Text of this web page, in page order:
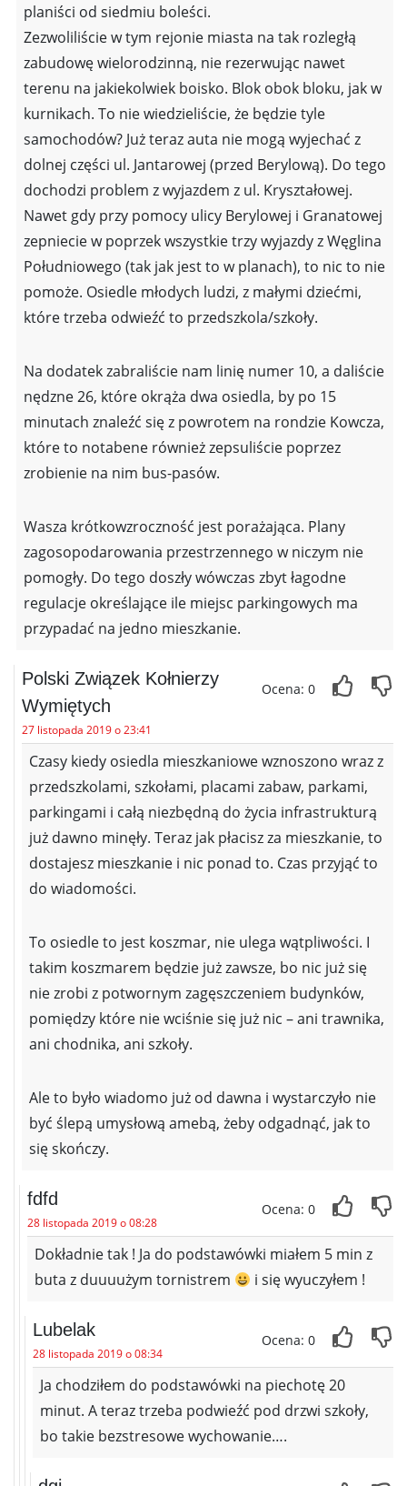
planiści od siedmiu boleści.
Zezwoliliście w tym rejonie miasta na tak rozległą
zabudowę wielorodzinną, nie rezerwując nawet
terenu na jakiekolwiek boisko. Blok obok bloku, jak w
kurnikach. To nie wiedzieliście, że będzie tyle
samochodów? Już teraz auta nie mogą wyjechać z
dolnej części ul. Jantarowej (przed Berylową). Do tego
dochodzi problem z wyjazdem z ul. Kryształowej.
Nawet gdy przy pomocy ulicy Berylowej i Granatowej
zepniecie w poprzek wszystkie trzy wyjazdy z Węglina
Południowego (tak jak jest to w planach), to nic to nie
pomoże. Osiedle młodych ludzi, z małymi dziećmi,
które trzeba odwieźć to przedszkola/szkoły.
Na dodatek zabraliście nam linię numer 10, a daliście
nędzne 26, które okrąża dwa osiedla, by po 15
minutach znaleźć się z powrotem na rondzie Kowcza,
które to notabene również zepsuliście poprzez
zrobienie na nim bus-pasów.
Wasza krótkowzroczność jest porażająca. Plany
zagosopodarowania przestrzennego w niczym nie
pomogły. Do tego doszły wówczas zbyt łagodne
regulacje określające ile miejsc parkingowych ma
przypadać na jedno mieszkanie.
Polski Związek Kołnierzy
Wymiętych
27 listopada 2019 o 23:41
Ocena: 0
Czasy kiedy osiedla mieszkaniowe wznoszono wraz z
przedszkolami, szkołami, placami zabaw, parkami,
parkingami i całą niezbędną do życia infrastrukturą
już dawno minęły. Teraz jak płacisz za mieszkanie, to
dostajesz mieszkanie i nic ponad to. Czas przyjąć to
do wiadomości.
To osiedle to jest koszmar, nie ulega wątpliwości. I
takim koszmarem będzie już zawsze, bo nic już się
nie zrobi z potwornym zagęszczeniem budynków,
pomiędzy które nie wciśnie się już nic – ani trawnika,
ani chodnika, ani szkoły.
Ale to było wiadomo już od dawna i wystarczyło nie
być ślepą umysłową amebą, żeby odgadnąć, jak to
się skończy.
fdfd
28 listopada 2019 o 08:28
Ocena: 0
Dokładnie tak ! Ja do podstawówki miałem 5 min z
buta z duuuużym tornistrem
i się wyuczyłem !
Lubelak
28 listopada 2019 o 08:34
Ocena: 0
Ja chodziłem do podstawówki na piechotę 20
minut. A teraz trzeba podwieźć pod drzwi szkoły,
bo takie bezstresowe wychowanie….